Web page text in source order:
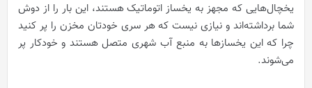
یخچال‌هایی که مجهز به یخساز اتوماتیک هستند، این بار را از دوش
شما برداشته‌اند و نیازی نیست که هر سری خودتان مخزن را پر کنید
چرا که این یخسازها به منبع آب شهری متصل هستند و خودکار پر
می‌شوند.